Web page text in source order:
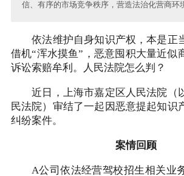
信、有序的市场竞争秩序，营造法治化营商环
依法维护自身知识产权，本是正
借机“浑水摸鱼”，恶意囤积大量近似
诉讼索赔牟利。人民法院怎么判？
近日，上海市嘉定区人民法院（
民法院）审结了一起因恶意提起知识
纠纷案件。
案情回顾
A公司依法经营驾校招生相关业